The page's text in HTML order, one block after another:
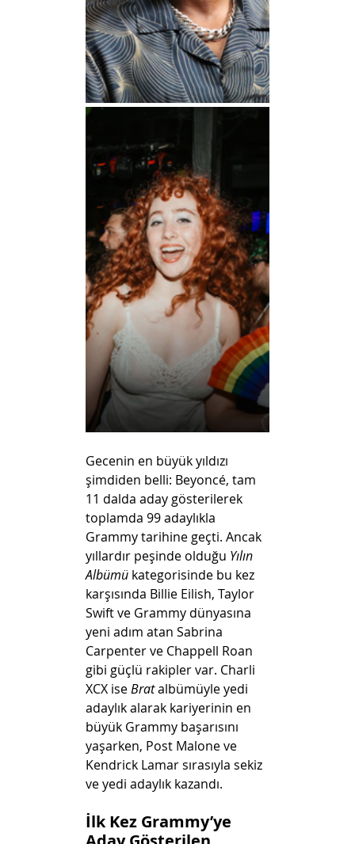
Gecenin en büyük yıldızı
şimdiden belli: Beyoncé, tam
11 dalda aday gösterilerek
toplamda 99 adaylıkla
Grammy tarihine geçti. Ancak
yıllardır peşinde olduğu Yılın
Albümü kategorisinde bu kez
karşısında Billie Eilish, Taylor
Swift ve Grammy dünyasına
yeni adım atan Sabrina
Carpenter ve Chappell Roan
gibi güçlü rakipler var. Charli
XCX ise Brat albümüyle yedi
adaylık alarak kariyerinin en
büyük Grammy başarısını
yaşarken, Post Malone ve
Kendrick Lamar sırasıyla sekiz
ve yedi adaylık kazandı.
İlk Kez Grammy’ye